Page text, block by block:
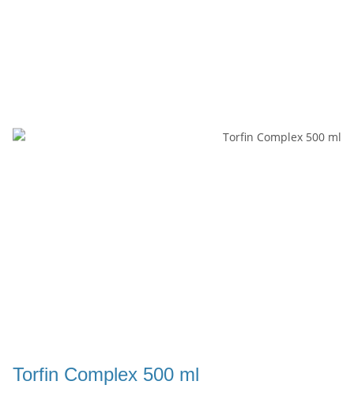
Torfin Complex 500 ml